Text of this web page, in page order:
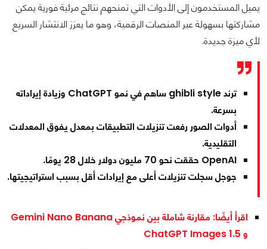
يميل المستخدمون إلى الأدوات التي تمنحهم نتائج مرئية فورية يمكن
مشاركتها بسهولة عبر المنصات الرقمية، وهو ما يعزز الانتشار السريع
لأي ميزة جديدة.
ترند ghibli style ساهم في نمو ChatGPT وزيادة إيراداته
بسرعة.
أدوات الصور رفعت تنزيلات التطبيقات بمعدل يفوق المعدلات
التقليدية.
OpenAI حققت نحو 70 مليون دولار خلال 28 يومًا.
جوجل سجلت تنزيلات أعلى مع إيرادات أقل بسبب استراتيجيتها.
اقرأ أيضًا: مقارنة شاملة بين نموذجي Gemini Nano Banana
و ChatGPT Images 1.5